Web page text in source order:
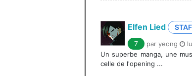
Elfen Lied
7
par yeong
Un superbe manga, une
celle de l'opening ...